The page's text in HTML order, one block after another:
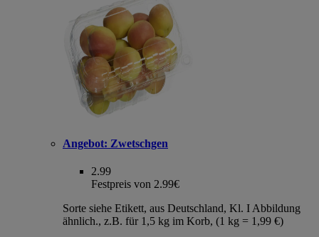
Angebot: Zwetschgen
2.99
Festpreis von 2.99€
Sorte siehe Etikett, aus Deutschland, Kl. I Abbildung
ähnlich., z.B. für 1,5 kg im Korb, (1 kg = 1,99 €)